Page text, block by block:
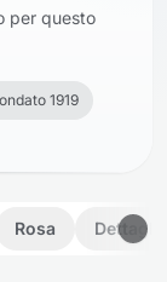
per questo
1919
Rosa Dettagli